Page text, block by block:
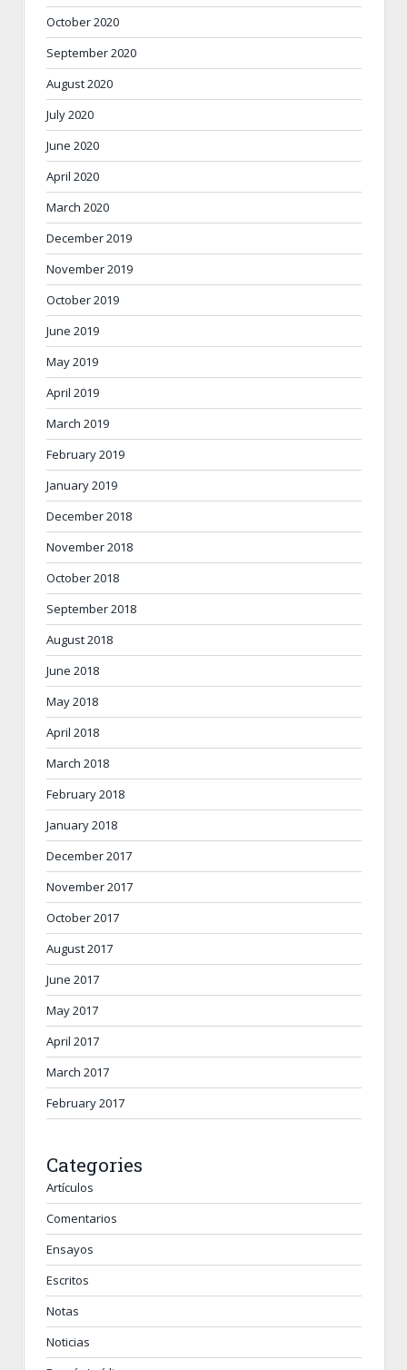
October 2020
September 2020
August 2020
July 2020
June 2020
April 2020
March 2020
December 2019
November 2019
October 2019
June 2019
May 2019
April 2019
March 2019
February 2019
January 2019
December 2018
November 2018
October 2018
September 2018
August 2018
June 2018
May 2018
April 2018
March 2018
February 2018
January 2018
December 2017
November 2017
October 2017
August 2017
June 2017
May 2017
April 2017
March 2017
February 2017
Categories
Artículos
Comentarios
Ensayos
Escritos
Notas
Noticias